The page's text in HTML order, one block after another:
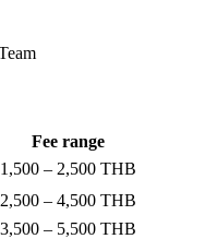
Fee range
1,500 – 2,500 THB
2,500 – 4,500 THB
3,500 – 5,500 THB